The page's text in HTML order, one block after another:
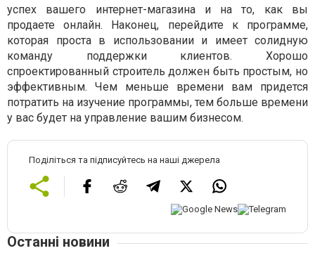
успех вашего интернет-магазина и на то, как вы
продаете онлайн. Наконец, перейдите к программе,
которая проста в использовании и имеет солидную
команду поддержки клиентов. Хорошо
спроектированный строитель должен быть простым, но
эффективным. Чем меньше времени вам придется
потратить на изучение программы, тем больше времени
у вас будет на управление вашим бизнесом.
Поділіться та підписуйтесь на наші джерела
Останні новини